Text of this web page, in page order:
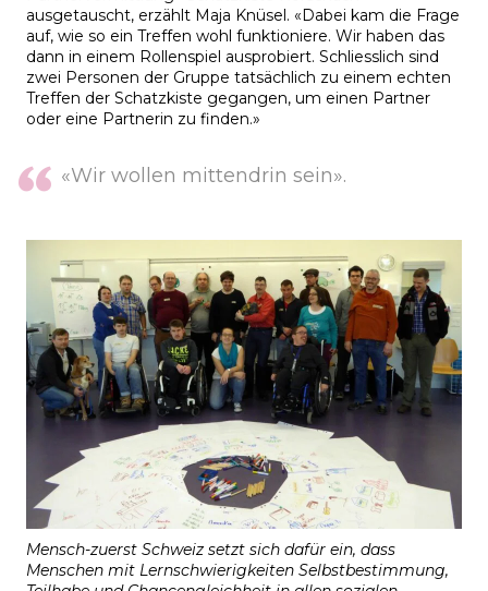
ausgetauscht, erzählt Maja Knüsel. «Dabei kam die Frage
auf, wie so ein Treffen wohl funktioniere. Wir haben das
dann in einem Rollenspiel ausprobiert. Schliesslich sind
zwei Personen der Gruppe tatsächlich zu einem echten
Treffen der Schatzkiste gegangen, um einen Partner
oder eine Partnerin zu finden.»
«Wir wollen mittendrin sein».
Mensch-zuerst Schweiz setzt sich dafür ein, dass
Menschen mit Lernschwierigkeiten Selbstbestimmung,